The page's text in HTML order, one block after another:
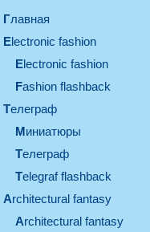
Главная
electronic fashion
electronic fashion
Fashion flashback
телеграф
миниатюры
телеграф
Telegraf flashback
architectural fantasy
architectural fantasy